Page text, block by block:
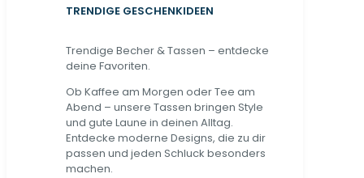
TRENDIGE GESCHENKIDEEN
Trendige Becher & Tassen – entdecke
deine Favoriten.
Ob Kaffee am Morgen oder Tee am
Abend – unsere Tassen bringen Style
und gute Laune in deinen Alltag.
Entdecke moderne Designs, die zu dir
passen und jeden Schluck besonders
machen.